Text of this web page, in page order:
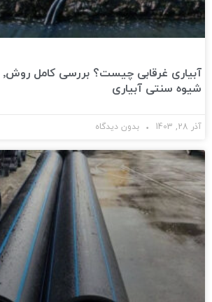
شیوه سنتی آبیاری
آذر 28, 1403 بدون دیدگاه